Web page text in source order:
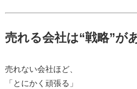
売れる会社は“戦略”が
売れない会社ほど、
「とにかく頑張る」